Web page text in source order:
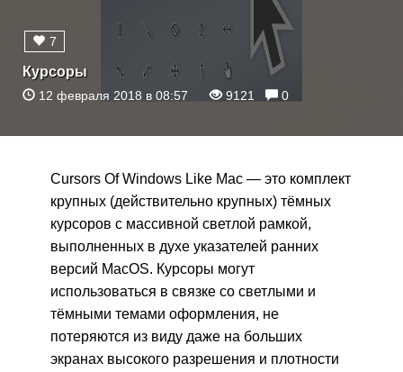
Курсоры
12 февраля 2018 в 08:57 9121 0
7
Cursors Of Windows Like Mac — это комплект
крупных (действительно крупных) тёмных
курсоров с массивной светлой рамкой,
выполненных в духе указателей ранних
версий MacOS. Курсоры могут
использоваться в связке со светлыми и
тёмными темами оформления, не
потеряются из виду даже на больших
экранах высокого разрешения и плотности